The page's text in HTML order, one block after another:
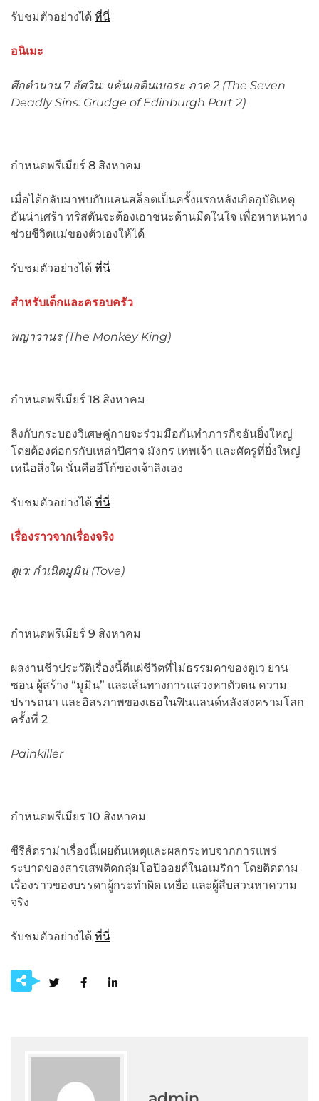
รับชมตัวอย่างได้ ที่นี่
อนิเมะ
ศึกตำนาน 7 อัศวิน: แค้นเอดินเบอระ ภาค 2 (The Seven
Deadly Sins: Grudge of Edinburgh Part 2)
กำหนดพรีเมียร์ 8 สิงหาคม
เมื่อได้กลับมาพบกับแลนสล็อตเป็นครั้งแรกหลังเกิดอุบัติเหตุ
อันน่าเศร้า ทริสตันจะต้องเอาชนะด้านมืดในใจ เพื่อหาหนทาง
ช่วยชีวิตแม่ของตัวเองให้ได้
รับชมตัวอย่างได้ ที่นี่
สำหรับเด็กและครอบครัว
พญาวานร (The Monkey King)
กำหนดพรีเมียร์ 18 สิงหาคม
ลิงกับกระบองวิเศษคู่กายจะร่วมมือกันทำภารกิจอันยิ่งใหญ่
โดยต้องต่อกรกับเหล่าปีศาจ มังกร เทพเจ้า และศัตรูที่ยิ่งใหญ่
เหนือสิ่งใด นั่นคืออีโก้ของเจ้าลิงเอง
รับชมตัวอย่างได้ ที่นี่
เรื่องราวจากเรื่องจริง
ตูเว: กำเนิดมูมิน (Tove)
กำหนดพรีเมียร์ 9 สิงหาคม
ผลงานชีวประวัติเรื่องนี้ตีแผ่ชีวิตที่ไม่ธรรมดาของตูเว ยาน
ซอน ผู้สร้าง “มูมิน” และเส้นทางการแสวงหาตัวตน ความ
ปรารถนา และอิสรภาพของเธอในฟินแลนด์หลังสงครามโลก
ครั้งที่ 2
Painkiller
กำหนดพรีเมียร 10 สิงหาคม
ซีรีส์ดราม่าเรื่องนี้เผยต้นเหตุและผลกระทบจากการแพร่
ระบาดของสารเสพติดกลุ่มโอปิออยด์ในอเมริกา โดยติดตาม
เรื่องราวของบรรดาผู้กระทำผิด เหยื่อ และผู้สืบสวนหาความ
จริง
รับชมตัวอย่างได้ ที่นี่